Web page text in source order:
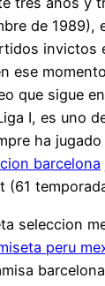
de 1989),
invictos
ese
que sigue
I, es uno
ha
barcelona
(61